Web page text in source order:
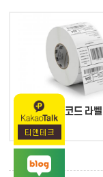
티앤테크
바코드 라벨